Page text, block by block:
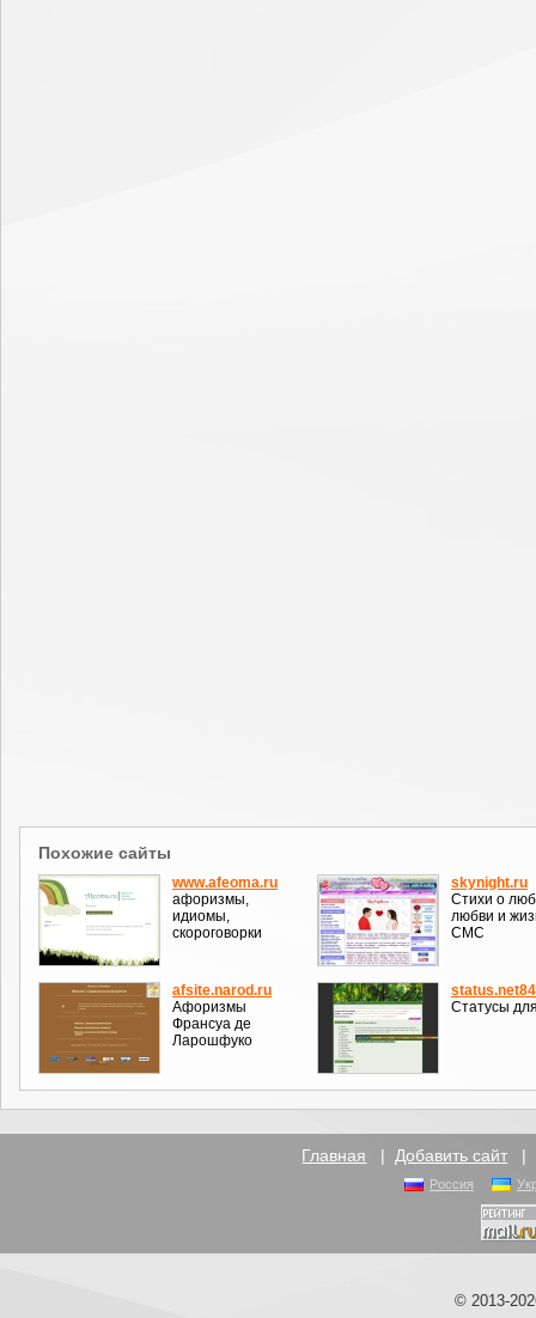
Похожие сайты
www.afeoma.ru
афоризмы,
идиомы,
скороговорки
skynight.ru
Стихи о
любви и
СМС
afsite.narod.ru
Афоризмы
Франсуа де
Ларошфуко
Статусы
Главная | Добавить сайт |
Россия
© 2013-